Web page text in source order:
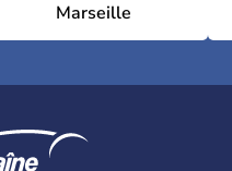
Marseille